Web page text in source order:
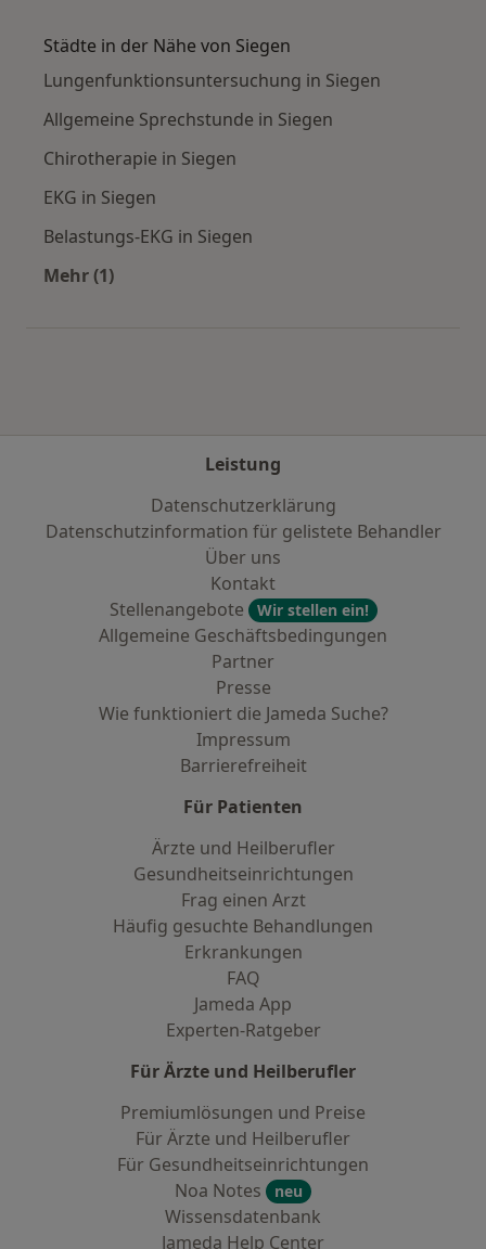
Städte in der Nähe von Siegen
Lungenfunktionsuntersuchung in Siegen
Allgemeine Sprechstunde in Siegen
Chirotherapie in Siegen
EKG in Siegen
Belastungs-EKG in Siegen
Mehr (1)
Leistung
Datenschutzerklärung
Datenschutzinformation für gelistete Behandler
Über uns
Kontakt
Stellenangebote
Wir stellen ein!
Allgemeine Geschäftsbedingungen
Partner
Presse
Wie funktioniert die Jameda Suche?
Impressum
Barrierefreiheit
Für Patienten
Ärzte und Heilberufler
Gesundheitseinrichtungen
Frag einen Arzt
Häufig gesuchte Behandlungen
Erkrankungen
FAQ
Jameda App
Experten-Ratgeber
Für Ärzte und Heilberufler
Premiumlösungen und Preise
Für Ärzte und Heilberufler
Für Gesundheitseinrichtungen
Noa Notes
neu
Wissensdatenbank
Jameda Help Center